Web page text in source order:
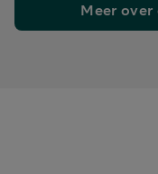
Meer over